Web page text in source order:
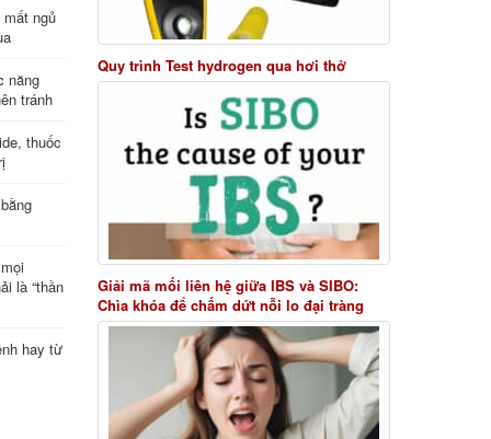
ngủ
năng
tránh
thuốc
là “thần
hay từ
Quy trình Test hydrogen qua hơi thở
Giải mã mối liên hệ giữa IBS và SIBO:
Chìa khóa để chấm dứt nỗi lo đại tràng